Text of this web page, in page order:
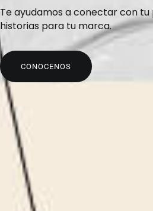
Te ayudamos a conectar con
historias para tu marca.
CONOCENOS